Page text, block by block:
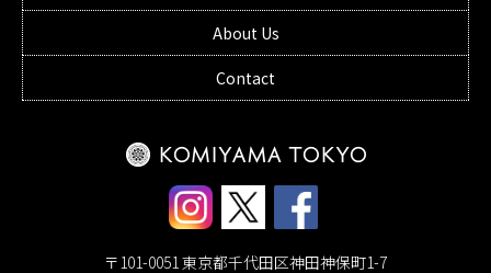
About Us
Contact
〒101-0051 東京都千代田区神田神保町1-7